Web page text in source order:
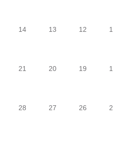
12
13
14
19
20
21
26
27
28